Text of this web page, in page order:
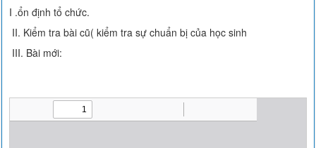
I .ổn định tổ chức.
II. Kiểm tra bài cũ( kiểm tra sự chuẩn bị của học sinh
III. Bài mới: